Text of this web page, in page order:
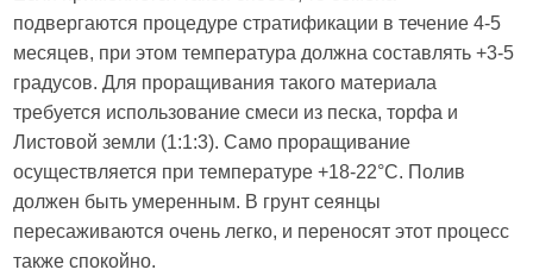
подвергаются процедуре стратификации в течение 4-5
месяцев, при этом температура должна составлять +3-5
градусов. Для проращивания такого материала
требуется использование смеси из песка, торфа и
Листовой земли (1:1:3). Само проращивание
осуществляется при температуре +18-22°С. Полив
должен быть умеренным. В грунт сеянцы
пересаживаются очень легко, и переносят этот процесс
также спокойно.